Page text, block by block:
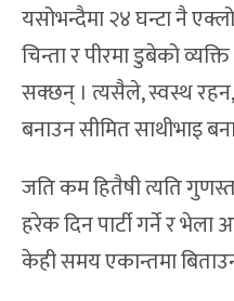
यसोभन्दैमा २४ घन्टा नै
चिन्ता र पीरमा डुबेको
सक्छन् । त्यसैले, स्वस्थ
बनाउन सीमित साथीभाइ
जति कम हितैषी त्यति
हरेक दिन पार्टी गर्ने र भेला
केही समय एकान्तमा